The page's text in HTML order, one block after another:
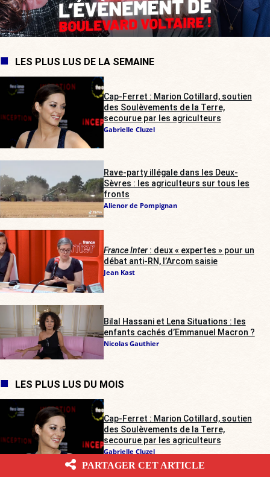
LES PLUS LUS DE LA SEMAINE
Cap-Ferret : Marion Cotillard, soutien
des Soulèvements de la Terre,
secourue par les agriculteurs
Gabrielle Cluzel
Rave-party illégale dans les Deux-
Sèvres : les agriculteurs sur tous les
fronts
Alienor de Pompignan
France Inter: deux « expertes » pour un
débat anti-RN, l’Arcom saisie
Jean Kast
Bilal Hassani et Lena Situations : les
enfants cachés d’Emmanuel Macron ?
Nicolas Gauthier
LES PLUS LUS DU MOIS
Cap-Ferret : Marion Cotillard, soutien
des Soulèvements de la Terre,
secourue par les agriculteurs
Gabrielle Cluzel
PARTAGER CET ARTICLE